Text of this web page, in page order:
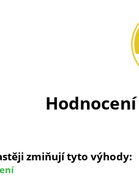
zmiňují tyto výhody: